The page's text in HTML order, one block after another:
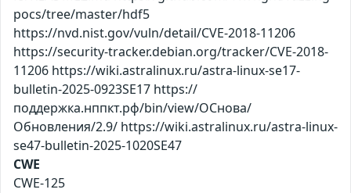
pocs/tree/master/hdf5
https://nvd.nist.gov/vuln/detail/CVE-2018-11206
https://security-tracker.debian.org/tracker/CVE-2018-
11206 https://wiki.astralinux.ru/astra-linux-se17-
bulletin-2025-0923SE17 https://
поддержка.нппкт.рф/bin/view/ОСнова/
Обновления/2.9/ https://wiki.astralinux.ru/astra-linux-
se47-bulletin-2025-1020SE47
CWE
CWE-125